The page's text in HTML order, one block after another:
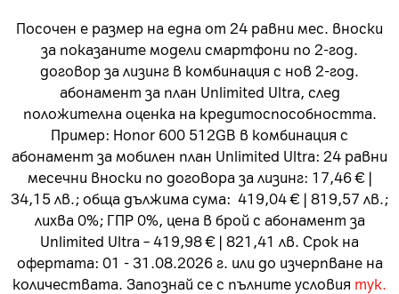
Посочен е размер на една от 24 равни мес. вноски
за показаните модели смартфони по 2-год.
договор за лизинг в комбинация с нов 2-год.
абонамент за план Unlimited Ultra, след
положителна оценка на кредитоспособността.
Пример: Honor 600 512GB в комбинация с
абонамент за мобилен план Unlimited Ultra: 24 равни
месечни вноски по договора за лизинг: 17,46 € |
34,15 лв.; обща дължима сума: 419,04 € | 819,57 лв.;
лихва 0%; ГПР 0%, цена в брой с абонамент за
Unlimited Ultra – 419,98 € | 821,41 лв. Срок на
офертата: 01 - 31.08.2026 г. или до изчерпване на
количествата. Запознай се с пълните условия тук.